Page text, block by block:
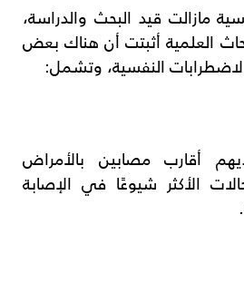
مازالت قيد البحث والدراسة،
العلمية أثبتت أن هناك بعض
النفسية، وتشمل:
أقارب مصابين بالأمراض
الأكثر شيوعًا في الإصابة